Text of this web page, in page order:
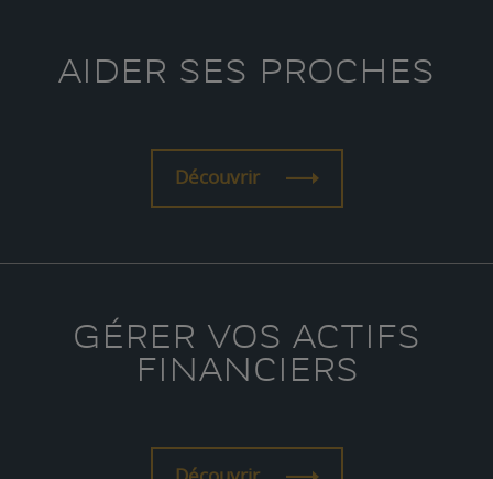
AIDER SES PROCHES
Découvrir
GÉRER VOS ACTIFS
FINANCIERS